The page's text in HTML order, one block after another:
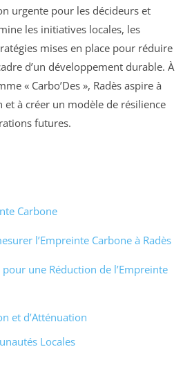
urgente pour les décideurs et
les initiatives locales, les
mises en place pour réduire
d’un développement durable. À
« Carbo’Des », Radès aspire à
à créer un modèle de résilience
futures.
Carbone
l’Empreinte Carbone à Radès
une Réduction de l’Empreinte
et d’Atténuation
Locales